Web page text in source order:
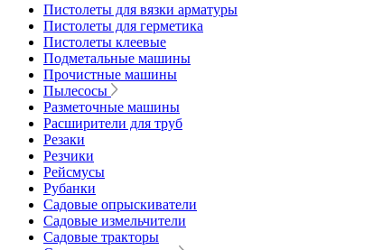
Пистолеты для вязки арматуры
Пистолеты для герметика
Пистолеты клеевые
Подметальные машины
Прочистные машины
Пылесосы
Разметочные машины
Расширители для труб
Резаки
Резчики
Рейсмусы
Рубанки
Садовые опрыскиватели
Садовые измельчители
Садовые тракторы